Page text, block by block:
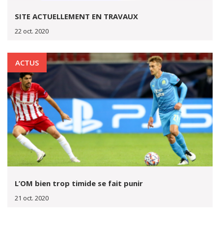
SITE ACTUELLEMENT EN TRAVAUX
22 oct. 2020
ACTUS
L’OM bien trop timide se fait punir
21 oct. 2020